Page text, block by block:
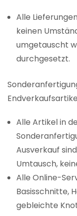
Alle
keinen
umgetauscht
durchgesetzt.
Alle Artikel in
Ausverkauf
Umtausch,
Alle Online-
Basisschnitte,
gebleichte